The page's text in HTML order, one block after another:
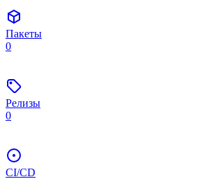
Пакеты
0
Релизы
0
CI/CD